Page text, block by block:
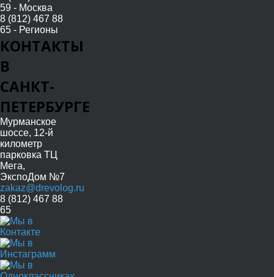
59 - Москва
8 (812) 467 88
65 - Регионы
КОНТАКТЫ
В
САНКТ-
ПЕТЕРБУРГЕ
Мурманское
шоссе, 12-й
километр
парковка ТЦ
Мега,
ЭкспоДом №7
zakaz@drevolog.ru
8 (812) 467 88
65